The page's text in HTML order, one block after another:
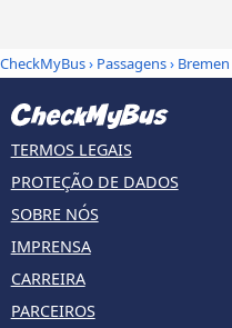
CheckMyBus› Passagens› Bremen
TERMOS LEGAIS
PROTEÇÃO DE DADOS
SOBRE NÓS
IMPRENSA
CARREIRA
PARCEIROS